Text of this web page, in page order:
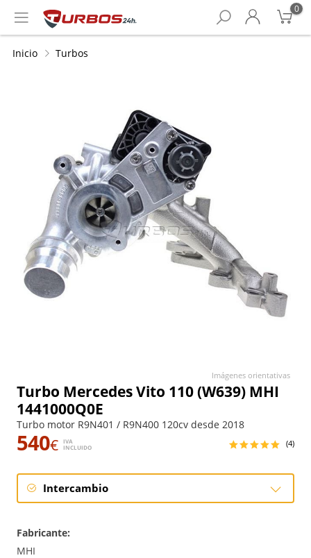
0
Inicio Turbos
Turbo Mercedes Vito 110 (W639) MHI
1441000Q0E
Turbo motor R9N401 / R9N400 120cv desde 2018
540€
IVA
INCLUIDO
(4)
Intercambio
Fabricante:
MHI
Imágenes orientativas